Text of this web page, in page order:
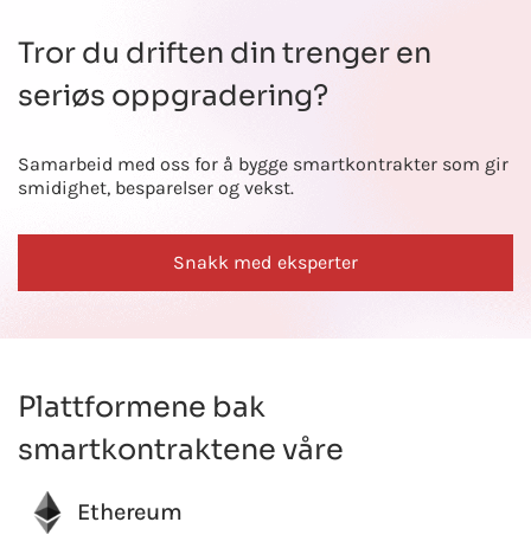
Tror du driften din trenger en
seriøs oppgradering?
Samarbeid med oss for å bygge smartkontrakter som gir
smidighet, besparelser og vekst.
Snakk med eksperter
Plattformene bak
smartkontraktene våre
Ethereum